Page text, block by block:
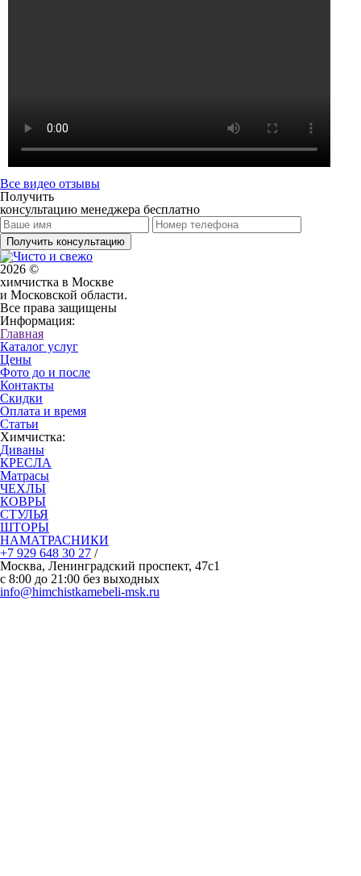
Все видео отзывы
Получить
консультацию менеджера бесплатно
Получить консультацию
2026 ©
химчистка в Москве
и Московской области.
Все права защищены
Информация:
Главная
Каталог услуг
Цены
Фото до и после
Контакты
Скидки
Оплата и время
Статьи
Химчистка:
Диваны
КРЕСЛА
Матрасы
ЧЕХЛЫ
КОВРЫ
СТУЛЬЯ
ШТОРЫ
НАМАТРАСНИКИ
+7 929 648 30 27 /
Москва, Ленинградский проспект, 47с1
с 8:00 до 21:00 без выходных
info@himchistkamebeli-msk.ru